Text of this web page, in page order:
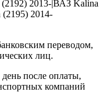
2013-|ВАЗ Kalina
(2195) 2014-
переводом,
лиц.
после оплаты,
компаний